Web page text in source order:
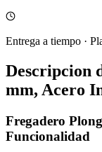
Entrega a tiempo ·
Descripcion
mm, Acero
Fregadero
Funcionalidad